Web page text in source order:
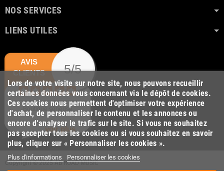
NOS SERVICES
LIENS UTILES
Lors de votre visite sur notre site, nous pouvons recueillir
certaines données vous concernant via le dépôt de cookies.
Ces cookies nous permettent d'optimiser votre expérience
d'achat, de personnaliser le contenu et les annonces ou
encore d'analyser le trafic sur le site. Si vous ne souhaitez
pas accepter tous les cookies ou si vous souhaitez en savoir
plus, cliquer sur « Personnaliser les cookies ».
Plus d'informations Personnaliser les cookies
AVIS
CLIENTS
5/5
Boutique sérieuse
voir plus
Copyright © 2025 AB ROAD MUSIC